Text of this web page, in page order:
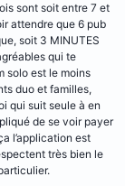
sont soit entre 7 et
attendre que 6 pub
soit 3 MINUTES
qui te
solo est le moins
duo et familles,
qui suit seule à en
de se voir payer
l’application est
très bien le